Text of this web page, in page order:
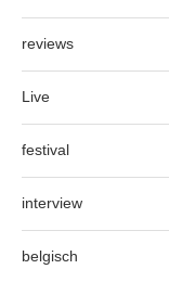
reviews
Live
festival
interview
belgisch